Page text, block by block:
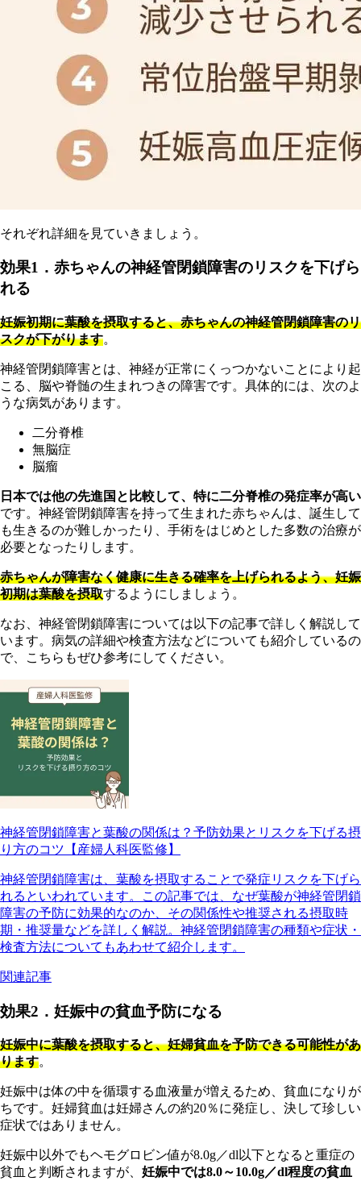
それぞれ詳細を見ていきましょう。
効果1．赤ちゃんの神経管閉鎖障害のリスクを下げら
れる
妊娠初期に葉酸を摂取すると、赤ちゃんの神経管閉鎖障害のリ
スクが下がります。
神経管閉鎖障害とは、神経が正常にくっつかないことにより起
こる、脳や脊髄の生まれつきの障害です。具体的には、次のよ
うな病気があります。
二分脊椎
無脳症
脳瘤
日 本では他の先進国と比較して、特に二分脊椎の発症率が高い
です。神経管閉鎖障害を持って生まれた赤ちゃんは、誕生して
も生きるのが難しかったり、手術をはじめとした多数の治療が
必要となったりします。
赤ちゃんが障害なく健康に生きる確率を上げられるよう、妊娠
初期は葉酸を摂取するようにしましょう。
なお、神経管閉鎖障害については以下の記事で詳しく解説して
います。病気の詳細や検査方法などについても紹介しているの
で、こちらもぜひ参考にしてください。
神経管閉鎖障害と葉酸の関係は？予防効果とリスクを下げる摂
り方のコツ【産婦人科医監修】
神経管閉鎖障害は、葉酸を摂取することで発症リスクを下げら
れるといわれています。この記事では、なぜ葉酸が神経管閉鎖
障害の予防に効果的なのか、その関係性や推奨される摂取時
期・推奨量などを詳しく解説。神経管閉鎖障害の種類や症状・
検査方法についてもあわせて紹介します。
関連記事
効果2．妊娠中の貧血予防になる
妊娠中に葉酸を摂取すると、妊婦貧血を予防できる可能性があ
ります。
妊娠中は体の中を循環する血液量が増えるため、貧血になりが
ちです。妊婦貧血は妊婦さんの約20％に発症し、決して珍しい
症状ではありません。
妊娠中以外でもヘモグロビン値が8.0g／dl以下となると重症の
貧血と判断されますが、 妊娠中では8.0～10.0g／dl程度の貧血